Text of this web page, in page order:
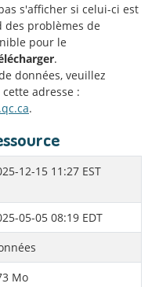
s'afficher si celui-ci est
problèmes de
pour le
.
données, veuillez
adresse :
.
12-15 11:27 EST
05-05 08:19 EDT
Mo